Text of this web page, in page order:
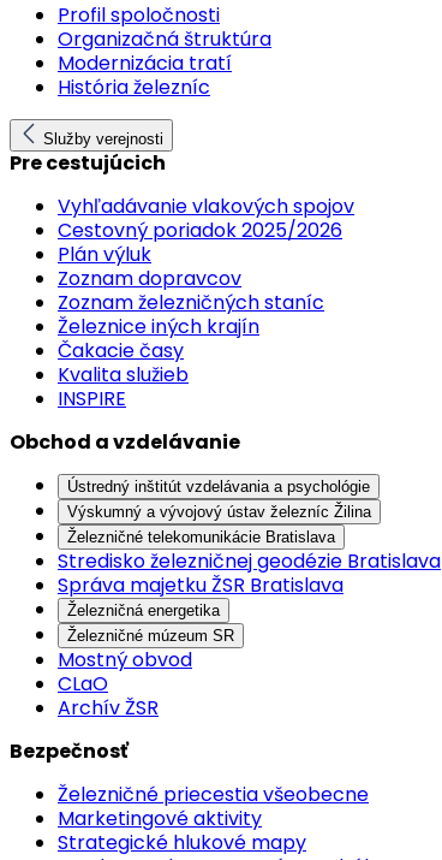
Profil spoločnosti
Organizačná štruktúra
Modernizácia tratí
História železníc
Služby verejnosti
Pre cestujúcich
Vyhľadávanie vlakových spojov
Cestovný poriadok 2025/2026
Plán výluk
Zoznam dopravcov
Zoznam železničných staníc
Železnice iných krajín
Čakacie časy
Kvalita služieb
INSPIRE
Obchod a vzdelávanie
Ústredný inštitút vzdelávania a psychológie
Výskumný a vývojový ústav železníc Žilina
Železničné telekomunikácie Bratislava
Stredisko železničnej geodézie Bratislava
Správa majetku ŽSR Bratislava
Železničná energetika
Železničné múzeum SR
Mostný obvod
CLaO
Archív ŽSR
Bezpečnosť
Železničné priecestia všeobecne
Marketingové aktivity
Strategické hlukové mapy